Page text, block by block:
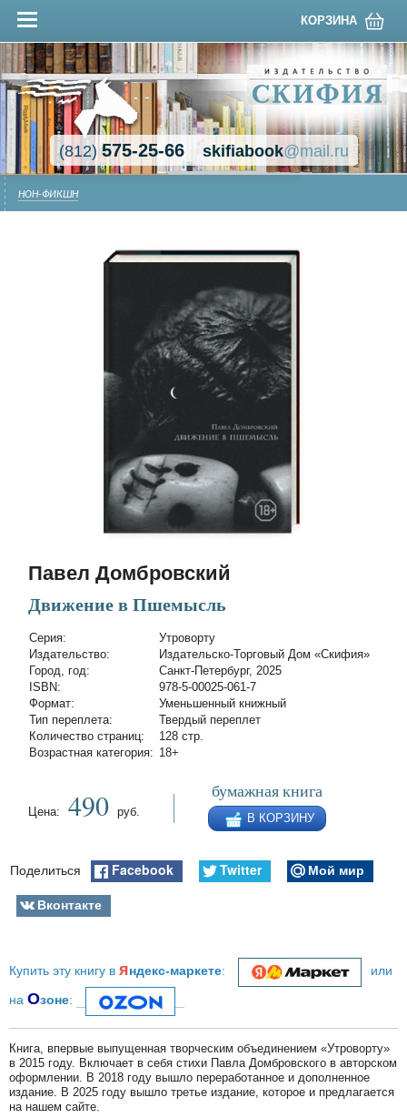
КОРЗИНА
(812)575-25-66 skifiabook@mail.ru
НОН-ФИКШН
Павел Домбровский
Движение в Пшемысль
Cерия:
Утроворту
Издательство:
Издательско-Торговый Дом «Скифия»
Город, год:
Санкт-Петербург, 2025
ISBN:
978-5-00025-061-7
Формат:
Уменьшенный книжный
Тип переплета:
Твердый переплет
Количество страниц:
128 стр.
Возрастная категория: 18+
Цена: 490 руб.
бумажная книга
В КОРЗИНУ
Поделиться Facebook Twitter
Мой мир
Вконтакте
Купить эту книгу в яндекс-маркете: или
на Озоне:
Книга, впервые выпущенная творческим объединением «Утроворту»
в 2015 году. Включает в себя стихи Павла Домбровского в авторском
оформлении. В 2018 году вышло переработанное и дополненное
издание. В 2025 году вышло третье издание, которое и предлагается
на нашем сайте.